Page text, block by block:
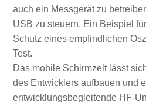
auch ein Messgerät zu
USB zu steuern. Ein Beispiel
Schutz eines empfindlichen
Test.
Das mobile Schirmzelt lässt
des Entwicklers aufbauen und
entwicklungsbegleitende HF-